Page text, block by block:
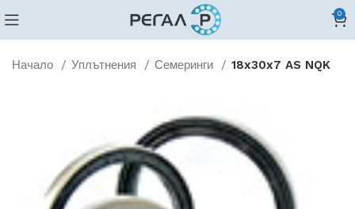
0
Начало Уплътнения Семеринги 18x30x7 AS NQK